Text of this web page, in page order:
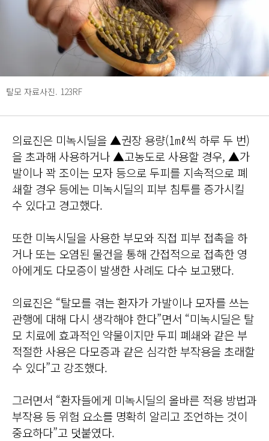
탈모 자료사진. 123RF
의료진은 미녹시딜을 ▲권장 용량(1㎖씩 하루 두 번)
을 초과해 사용하거나 ▲고농도로 사용할 경우, ▲가
발이나 꽉 조이는 모자 등으로 두피를 지속적으로 폐
쇄할 경우 등에는 미녹시딜의 피부 침투를 증가시킬
수 있다고 경고했다.
또한 미녹시딜을 사용한 부모와 직접 피부 접촉을 하
거나 또는 오염된 물건을 통해 간접적으로 접촉한 영
아에게도 다모증이 발생한 사례도 다수 보고됐다.
의료진은 “탈모를 겪는 환자가 가발이나 모자를 쓰는
관행에 대해 다시 생각해야 한다”면서 “미녹시딜은 탈
모 치료에 효과적인 약물이지만 두피 폐쇄와 같은 부
적절한 사용은 다모증과 같은 심각한 부작용을 초래할
수 있다”고 강조했다.
그러면서 “환자들에게 미녹시딜의 올바른 적용 방법과
부작용 등 위험 요소를 명확히 알리고 조언하는 것이
중요하다”고 덧붙였다.